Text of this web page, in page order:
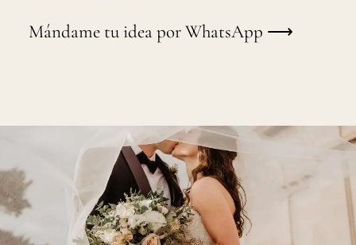
Mándame tu idea por WhatsApp ⟶